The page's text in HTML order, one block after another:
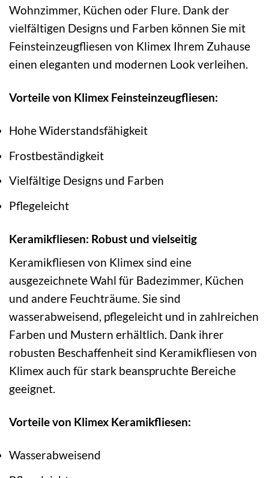
Wohnzimmer, Küchen oder Flure. Dank der
vielfältigen Designs und Farben können Sie mit
Feinsteinzeugfliesen von Klimex Ihrem Zuhause
einen eleganten und modernen Look verleihen.
Vorteile von Klimex Feinsteinzeugfliesen:
Hohe Widerstandsfähigkeit
Frostbeständigkeit
Vielfältige Designs und Farben
Pflegeleicht
Keramikfliesen: Robust und vielseitig
Keramikfliesen von Klimex sind eine
ausgezeichnete Wahl für Badezimmer, Küchen
und andere Feuchträume. Sie sind
wasserabweisend, pflegeleicht und in zahlreichen
Farben und Mustern erhältlich. Dank ihrer
robusten Beschaffenheit sind Keramikfliesen von
Klimex auch für stark beanspruchte Bereiche
geeignet.
Vorteile von Klimex Keramikfliesen:
Wasserabweisend